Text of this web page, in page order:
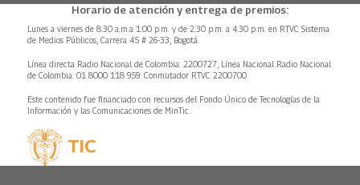
Horario de atención y entrega de premios:
Lunes a viernes de 8:30 a.m.a 1:00 p.m. y de 2:30 p.m. a 4:30 p.m. en RTVC Sistema
de Medios Públicos, Carrera 45 # 26-33, Bogotá.
Línea directa Radio Nacional de Colombia: 2200727, Línea Nacional Radio Nacional
de Colombia: 01 8000 118 959. Conmutador RTVC 2200700
Este contenido fue financiado con recursos del Fondo Único de Tecnologías de la
Información y las Comunicaciones de MinTic.